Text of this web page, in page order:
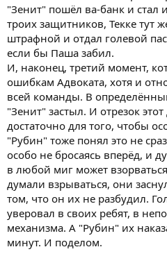
"Зенит" пошёл ва-банк и стал
троих защитников, Текке тут
штрафной и отдал голевой
если бы Паша забил.
И, наконец, третий момент,
ошибкам Адвоката, хотя и
всей команды. В
"Зенит" застыл. И отрезок
достаточно для того, чтобы
"Рубин" тоже понял это не
особо не бросаясь вперёд, и
в любой миг может
думали взрываться, они
том, что он их не разбудил.
уверовал в своих ребят, в
механизма. А "Рубин" их
минут. И поделом.